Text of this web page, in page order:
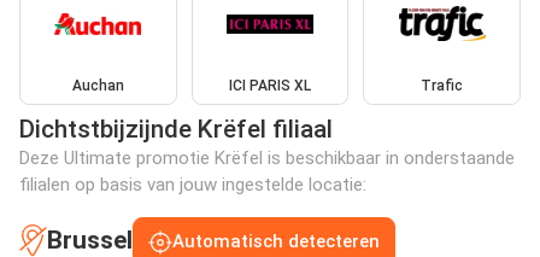
Auchan ICI PARIS XL Trafic
Dichtstbijzijnde Krëfel filiaal
Deze Ultimate promotie Krëfel is beschikbaar in onderstaande
filialen op basis van jouw ingestelde locatie:
Brussel Automatisch detecteren